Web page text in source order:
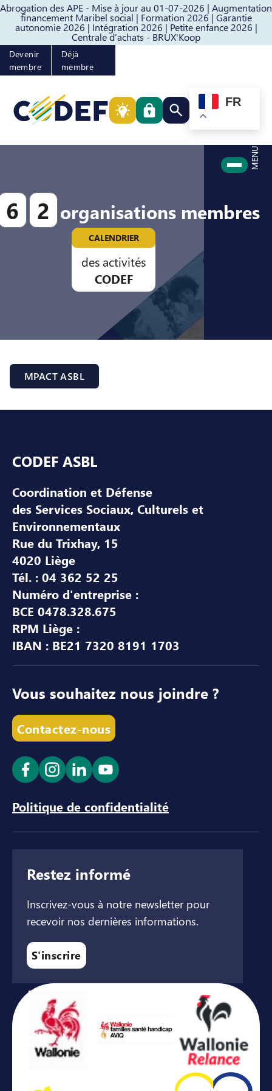
Abrogation des APE - Mise à jour au 01-07-2026 | Augmentation
financement Maribel social | Formation 2026 | Garantie
autonomie 2026 | Intégration 2026 | Petite enfance 2026 |
Centrale d’achats - BRUX'Koop
Passer au contenuPasser au pied de page
Devenir
membre
Déjà
membre
Rechercher quelque
FR
MENU
6 2 organisations membres
CALENDRIER
des activités
CODEF
MPACT ASBL
CODEF ASBL
Coordination et Défense
des Services Sociaux, Culturels et
Environnementaux
Rue du Trixhay, 15
4020 Liège
Tél. : 04 362 52 25
Numéro d'entreprise :
BCE 0478.328.675
RPM Liège :
IBAN : BE21 7320 8191 1703
Vous souhaitez nous joindre ?
Contactez-nous
Ouvrir le lien dans un nouvel onglet
Ouvrir le lien dans un nouvel onglet
Ouvrir le lien dans un nouvel
Ouvrir le lien dans un
Politique de confidentialité
Restez informé
Inscrivez-vous à notre newsletter pour
recevoir nos dernières informations.
S'inscrire
Avec le soutien de ...